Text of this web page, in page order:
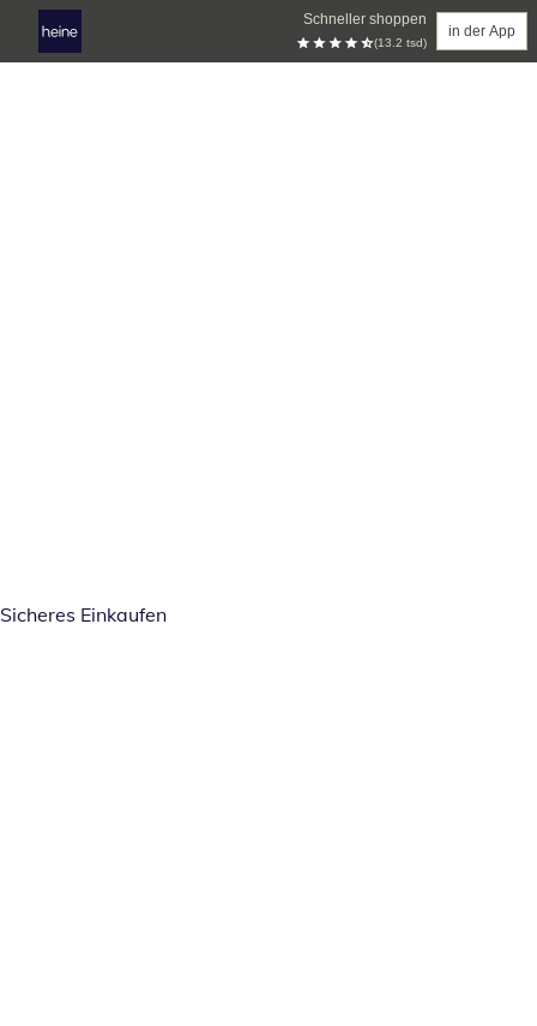
Schneller shoppen
(13.2 tsd)
in der App
Sicheres Einkaufen